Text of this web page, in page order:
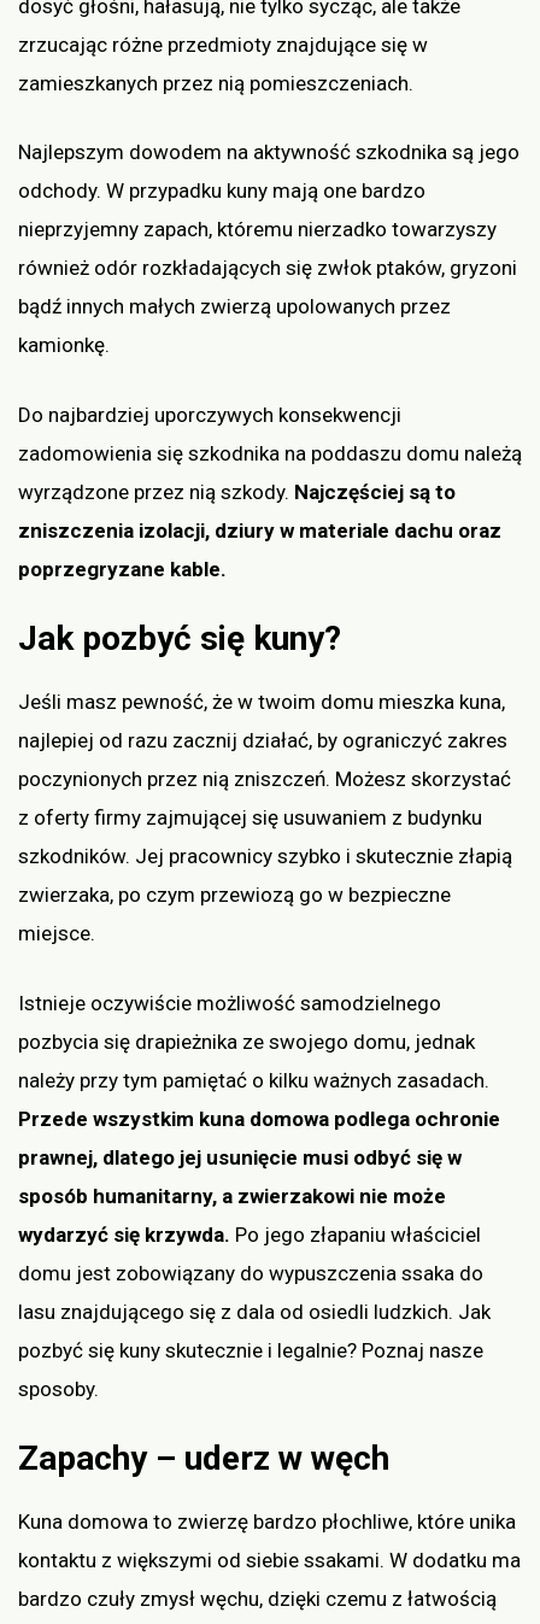
dosyć głośni, hałasują, nie tylko sycząc, ale także
zrzucając różne przedmioty znajdujące się w
zamieszkanych przez nią pomieszczeniach.
Najlepszym dowodem na aktywność szkodnika są jego
odchody. W przypadku kuny mają one bardzo
nieprzyjemny zapach, któremu nierzadko towarzyszy
również odór rozkładających się zwłok ptaków, gryzoni
bądź innych małych zwierzą upolowanych przez
kamionkę.
Do najbardziej uporczywych konsekwencji
zadomowienia się szkodnika na poddaszu domu należą
wyrządzone przez nią szkody. Najczęściej są to
zniszczenia izolacji, dziury w materiale dachu oraz
poprzegryzane kable.
Jak pozbyć się kuny?
Jeśli masz pewność, że w twoim domu mieszka kuna,
najlepiej od razu zacznij działać, by ograniczyć zakres
poczynionych przez nią zniszczeń. Możesz skorzystać
z oferty firmy zajmującej się usuwaniem z budynku
szkodników. Jej pracownicy szybko i skutecznie złapią
zwierzaka, po czym przewiozą go w bezpieczne
miejsce.
Istnieje oczywiście możliwość samodzielnego
pozbycia się drapieżnika ze swojego domu, jednak
należy przy tym pamiętać o kilku ważnych zasadach.
Przede wszystkim kuna domowa podlega ochronie
prawnej, dlatego jej usunięcie musi odbyć się w
sposób humanitarny, a zwierzakowi nie może
wydarzyć się krzywda. Po jego złapaniu właściciel
domu jest zobowiązany do wypuszczenia ssaka do
lasu znajdującego się z dala od osiedli ludzkich. Jak
pozbyć się kuny skutecznie i legalnie? Poznaj nasze
sposoby.
Zapachy – uderz w węch
Kuna domowa to zwierzę bardzo płochliwe, które unika
kontaktu z większymi od siebie ssakami. W dodatku ma
bardzo czuły zmysł węchu, dzięki czemu z łatwością